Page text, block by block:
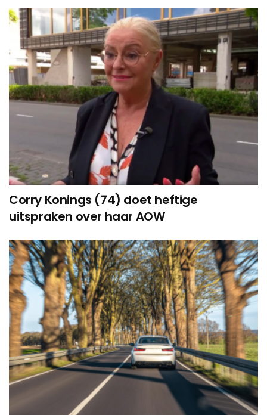
Corry Konings (74) doet heftige
uitspraken over haar AOW